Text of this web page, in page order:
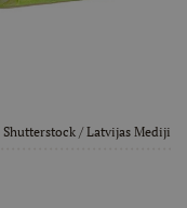
Shutterstock / Latvijas Mediji